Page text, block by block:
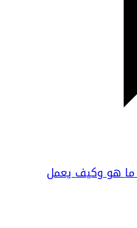
ما هو وكيف يعمل